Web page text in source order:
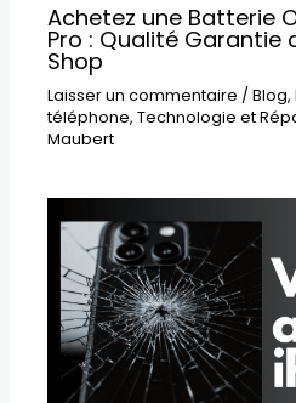
Achetez une Batterie
Pro : Qualité Garantie
Shop
Laisser un commentaire /Blog,
téléphone,Technologie et
Maubert